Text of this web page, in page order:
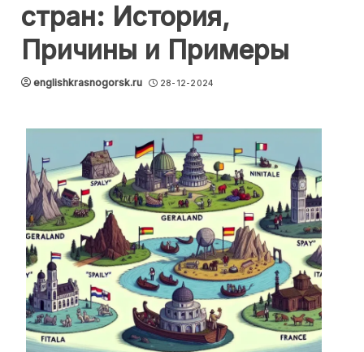
стран: История,
Причины и Примеры
englishkrasnogorsk.ru 28-12-2024